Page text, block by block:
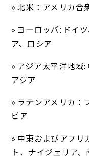
» 北米：アメリカ合
» ヨーロッパ: ドイ
ア、ロシア
» アジア太平洋地域
アジア
» ラテンアメリカ：
ビア
» 中東およびアフリ
ト、ナイジェリア